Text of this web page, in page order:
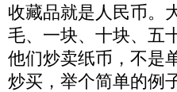
收藏品就是人民币。
毛、一块、十块、五
他们炒卖纸币，不是
炒买，举个简单的例